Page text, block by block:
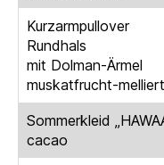
Kurzarmpullover
Rundhals
mit Dolman-Ärmel
muskatfrucht-melliert
Sommerkleid
cacao